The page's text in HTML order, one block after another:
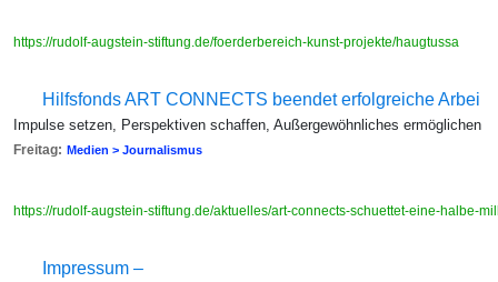
https://rudolf-augstein-stiftung.de/foerderbereich-kunst-projekte/haugtussa
Hilfsfonds ART CONNECTS beendet erfolgreiche Arbei
Impulse setzen, Perspektiven schaffen, Außergewöhnliches ermöglichen
Freitag: Medien > Journalismus
https://rudolf-augstein-stiftung.de/aktuelles/art-connects-schuettet-eine-halbe-
Impressum –